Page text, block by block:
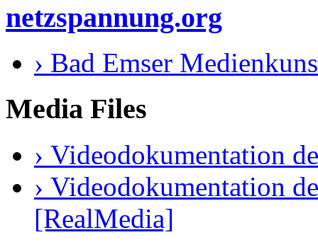
netzspannung.org
› Bad Emser
Media Files
› Videodokumentation
› Videodokumentation
[RealMedia]